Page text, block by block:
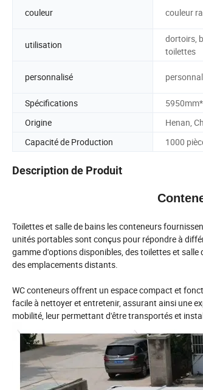
couleur couleur
utilisation
dortoirs,
toilettes
personnalisé
Spécifications
Origine
Henan,
Capacité de Production
1000
Description de Produit
Toilettes et salle de bains les conteneurs
unités portables sont conçus pour répondre à
gamme d'options disponibles, des toilettes et
des emplacements distants.
WC conteneurs offrent un espace compact et
facile à nettoyer et entretenir, assurant ainsi une
mobilité, leur permettant d'être transportés et